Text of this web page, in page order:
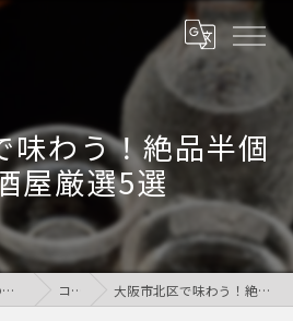
味わう！絶品半個
屋厳選5選
大阪府天神橋筋六丁目の居酒屋なら鶏居酒屋pao福 コラム 大阪市北区で味わう！絶品半個室居酒屋厳選5選